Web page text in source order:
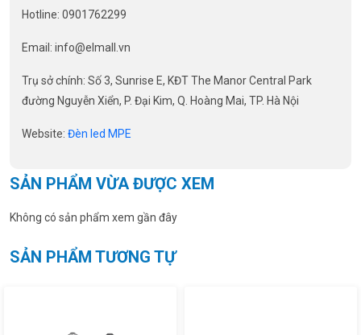
Hotline: 0901762299
Email: info@elmall.vn
Trụ sở chính: Số 3, Sunrise E, KĐT The Manor Central Park
đường Nguyễn Xiển, P. Đại Kim, Q. Hoàng Mai, TP. Hà Nội
Website: Đèn led MPE
SẢN PHẨM VỪA ĐƯỢC XEM
Không có sản phẩm xem gần đây
SẢN PHẨM TƯƠNG TỰ